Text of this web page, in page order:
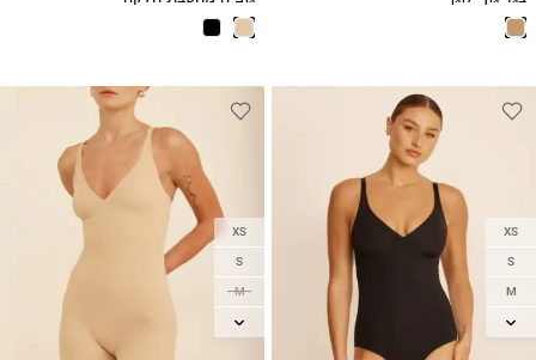
XS
S
M
L
XS
S
M
L